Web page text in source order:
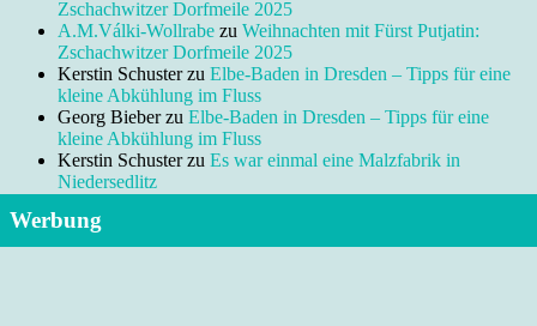
Zschachwitzer Dorfmeile 2025
A.M.Válki-Wollrabe zu Weihnachten mit Fürst Putjatin:
Zschachwitzer Dorfmeile 2025
Kerstin Schusterzu Elbe-Baden in Dresden – Tipps für eine
kleine Abkühlung im Fluss
Georg Bieberzu Elbe-Baden in Dresden – Tipps für eine
kleine Abkühlung im Fluss
Kerstin Schusterzu Es war einmal eine Malzfabrik in
Niedersedlitz
Werbung